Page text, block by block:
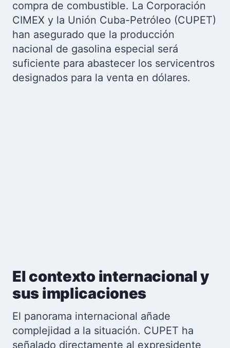
compra de combustible. La Corporación
CIMEX y la Unión Cuba-Petróleo (CUPET)
han asegurado que la producción
nacional de gasolina especial será
suficiente para abastecer los servicentros
designados para la venta en dólares.
El contexto internacional y
sus implicaciones
El panorama internacional añade
complejidad a la situación. CUPET ha
señalado directamente al expresidente